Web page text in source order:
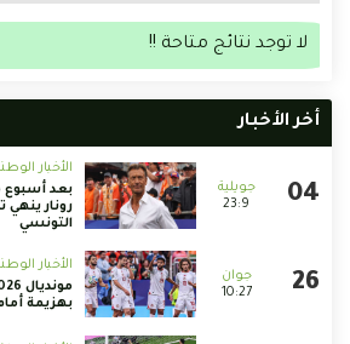
لا توجد نتائج متاحة !!
أخر الأخبار
23:9
الأخبار
بعد أسبوع
رونار ينهي
التونسي
10:27
الأخبار
بهزيمة